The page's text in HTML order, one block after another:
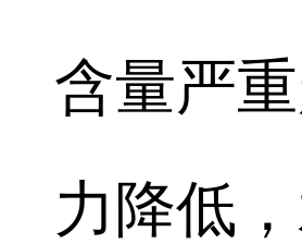
含量严
力降低